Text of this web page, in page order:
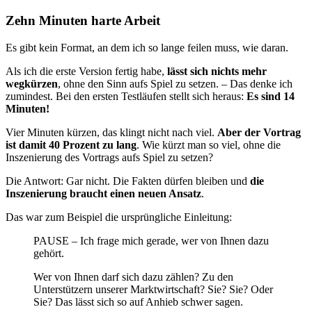
Zehn Minuten harte Arbeit
Es gibt kein Format, an dem ich so lange feilen muss, wie daran.
Als ich die erste Version fertig habe, lässt sich nichts mehr
wegkür­zen, ohne den Sinn aufs Spiel zu setzen. – Das denke ich
zumindest. Bei den ersten Testläufen stellt sich heraus: Es sind 14
Minuten!
Vier Minuten kürzen, das klingt nicht nach viel. Aber der Vortrag
ist damit 40 Prozent zu lang. Wie kürzt man so viel, ohne die
Inszenie­rung des Vortrags aufs Spiel zu setzen?
Die Antwort: Gar nicht. Die Fakten dürfen bleiben und die
Inszenie­rung braucht einen neuen Ansatz.
Das war zum Beispiel die ursprüngliche Einleitung:
PAUSE – Ich frage mich gerade, wer von Ihnen dazu
gehört.
Wer von Ihnen darf sich dazu zählen? Zu den
Unterstützern unserer Marktwirtschaft? Sie? Sie? Oder
Sie? Das lässt sich so auf Anhieb schwer sagen.